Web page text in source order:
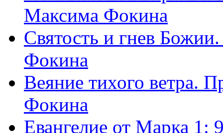
Максима Фокина
Святость и гнев
Фокина
Веяние тихого ветра.
Фокина
Евангелие от Марка 1: